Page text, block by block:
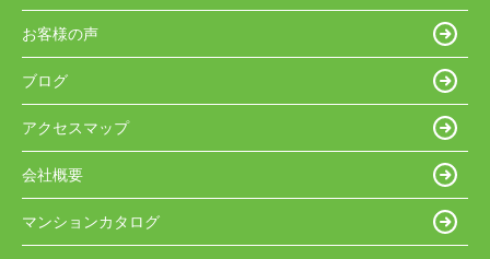
お客様の声
ブログ
アクセスマップ
会社概要
マンションカタログ